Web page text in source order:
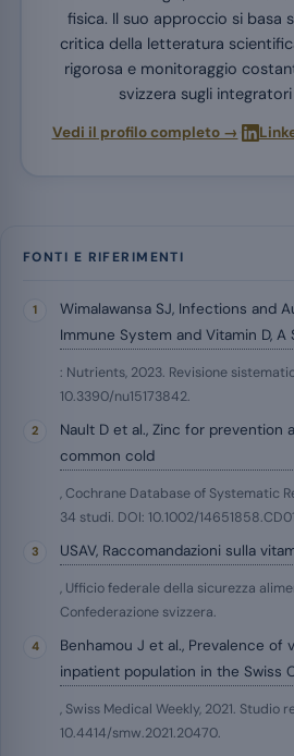
fisica. Il suo approccio si basa
critica della letteratura
rigorosa e monitoraggio
svizzera sugli
Vedi il profilo completo →
FONTI E RIFERIMENTI
Wimalawansa SJ, Infections and
Immune System and Vitamin D,
: Nutrients, 2023. Revisione
10.3390/nu15173842.
Nault D et al., Zinc for prevention
common cold
, Cochrane Database of Systematic
34 studi. DOI: 10.1002/
USAV, Raccomandazioni sulla
, Ufficio federale della sicurezza
Confederazione svizzera.
Benhamou J et al., Prevalence of
inpatient population in the Swiss
, Swiss Medical Weekly, 2021. Studio
10.4414/smw.2021.20470.